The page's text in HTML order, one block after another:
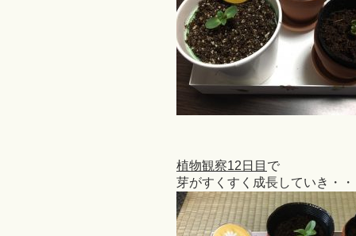
植物観察12日目 で
芽がすくすく成長していき・